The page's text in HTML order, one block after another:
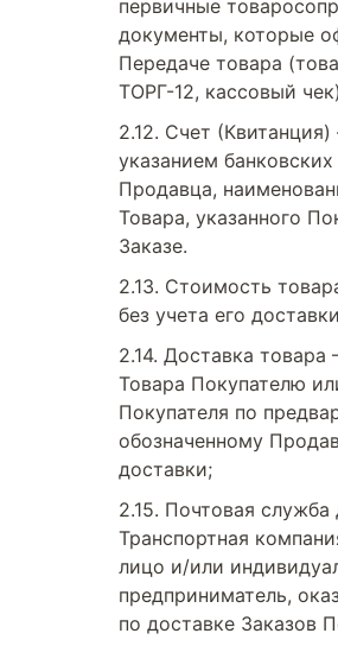
первичные
документы, которые
Передаче товара
ТОРГ-12, кассовый
Счет (Квитанция)
указанием
Продавца,
Товара, указанного
Заказе.
Стоимость
без учета его
Доставка товара
Товара Покупателю
Покупателя по
обозначенному
доставки;
Почтовая служба
Транспортная
лицо и/или
предприниматель,
по доставке Заказов